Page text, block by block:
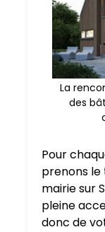
La
des
Pour
prenons le
mairie sur
pleine
donc de